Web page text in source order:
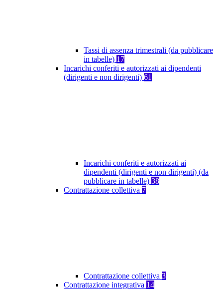
Tassi di assenza trimestrali (da pubblicare
in tabelle) 17
Incarichi conferiti e autorizzati ai dipendenti
(dirigenti e non dirigenti) 61
Incarichi conferiti e autorizzati ai
dipendenti (dirigenti e non dirigenti) (da
pubblicare in tabelle) 38
Contrattazione collettiva 7
Contrattazione collettiva 3
Contrattazione integrativa 14